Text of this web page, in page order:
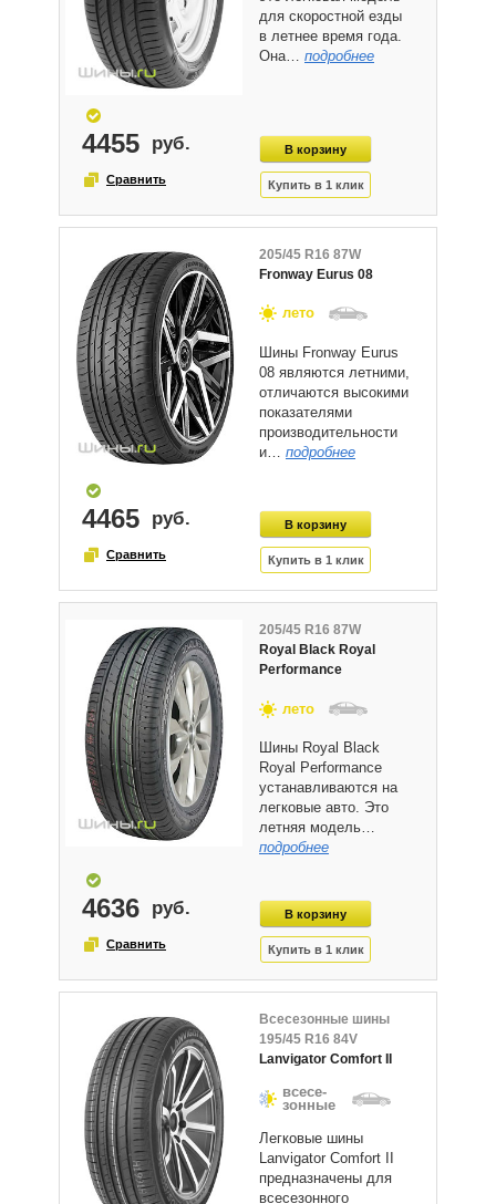
для скоростной езды
в летнее время года.
Она… подробнее
4455
205/45 R16 87W
Fronway Eurus 08
лето
Шины Fronway Eurus
08 являются летними,
отличаются высокими
показателями
производительности
и… подробнее
4465
205/45 R16 87W
Royal Black Royal
Performance
лето
Шины Royal Black
Royal Performance
устанавливаются на
легковые авто. Это
летняя модель…
подробнее
4636
Всесезонные шины
195/45 R16 84V
Lanvigator Comfort II
всесе-
зонные
Легковые шины
Lanvigator Comfort II
предназначены для
всесезонного